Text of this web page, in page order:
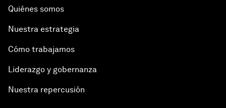
Quiénes somos
Nuestra estrategia
Cómo trabajamos
Liderazgo y gobernanza
Nuestra repercusión